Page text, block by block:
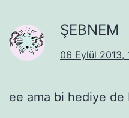
ŞEBNEM
06 Eylül 2013,
ee ama bi hediye de